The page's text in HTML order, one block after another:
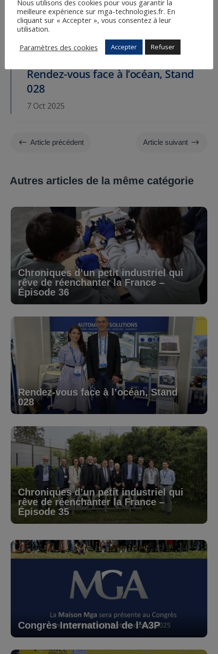
Rendez-vous face à l’océan, Stand
028
7 Oct 2025
# Article précédent Article suivant $
Autres articles de la même catégorie
Chroniques d’un petit industriel qui
rêve de réenchanter la France –
Épisode 36
Rendez-vous face à l’océan, Stand
028
Chroniques d’un petit industriel qui
rêve de réenchanter la France –
Épisode 35
Congrès International de l’A3P
Nous utilisons des cookies pour vous garantir la
meilleure expérience sur mga-technologies.fr. En
cliquant sur « Accepter », vous consentez à leur
utilisation.
Paramètres des cookies
Accepter Refuser